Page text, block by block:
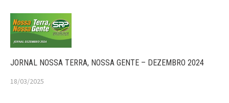
JORNAL NOSSA TERRA, NOSSA GENTE – DEZEMBRO 2024
18/03/2025